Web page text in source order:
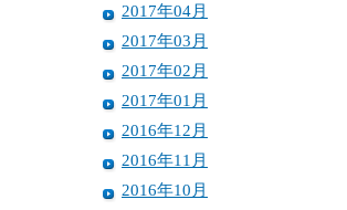
2017年04月
2017年03月
2017年02月
2017年01月
2016年12月
2016年11月
2016年10月